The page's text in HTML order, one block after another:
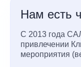
Нам есть
С 2013 года
привлечении
мероприятия